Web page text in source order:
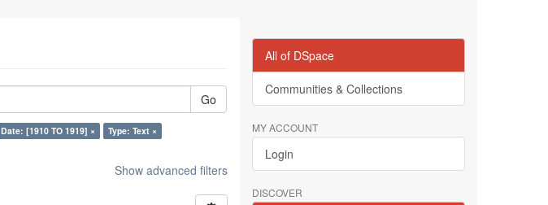
Go
Date: [1910 TO 1919] ×
Type: Text ×
Show advanced filters
All of DSpace
Communities & Collections
MY ACCOUNT
Login
DISCOVER